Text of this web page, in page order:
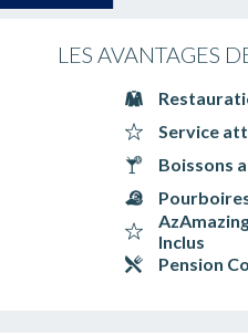
LES AVANTAGES
Service
Boissons
Inclus
Pension